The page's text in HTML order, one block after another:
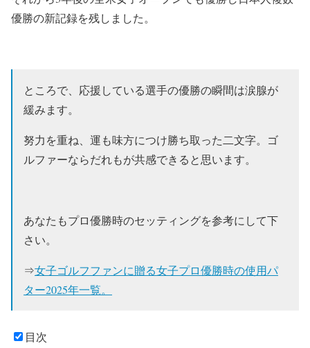
優勝の新記録を残しました。
ところで、応援している選手の優勝の瞬間は涙腺が
緩みます。
努力を重ね、運も味方につけ勝ち取った二文字。ゴ
ルファーならだれもが共感できると思います。
あなたもプロ優勝時のセッティングを参考にして下
さい。
⇒女子ゴルフファンに贈る女子プロ優勝時の使用パ
ター2025年一覧。
目次